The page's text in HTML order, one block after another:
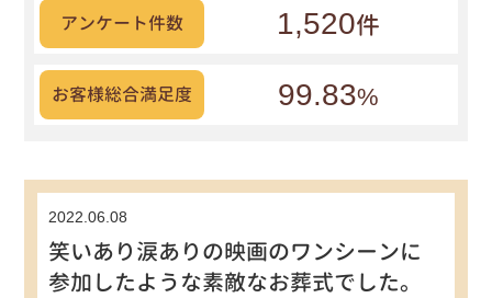
アンケート件数 1,520件
お客様総合満足度 99.83%
2022.06.08
笑いあり涙ありの映画のワンシーンに
参加したような素敵なお葬式でした。